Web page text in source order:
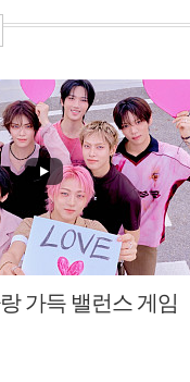
가득 밸런스 게임